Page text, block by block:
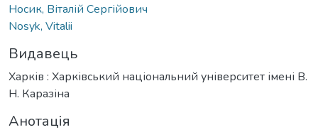
Носик, Віталій Сергійович
Nosyk, Vitalii
Видавець
Харків : Харківський національний університет імені В.
Н. Каразіна
Анотація